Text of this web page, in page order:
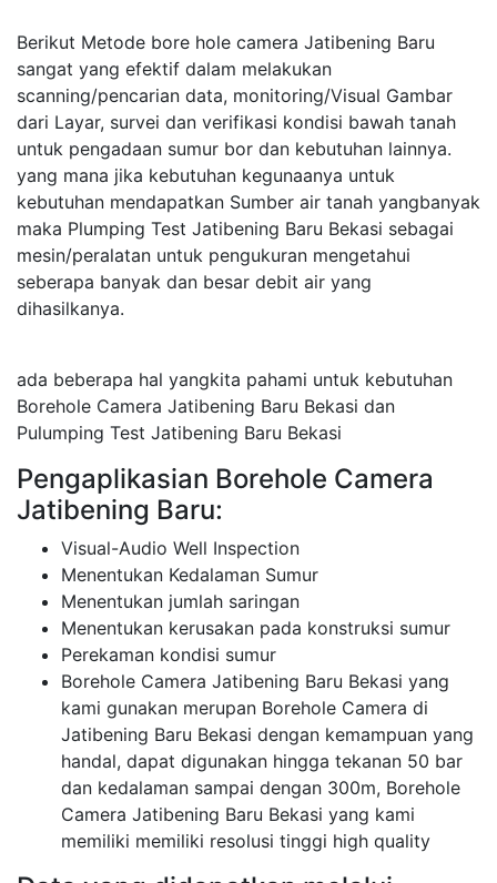
Berikut Metode bore hole camera Jatibening Baru
sangat yang efektif dalam melakukan
scanning/pencarian data, monitoring/Visual Gambar
dari Layar, survei dan verifikasi kondisi bawah tanah
untuk pengadaan sumur bor dan kebutuhan lainnya.
yang mana jika kebutuhan kegunaanya untuk
kebutuhan mendapatkan Sumber air tanah yangbanyak
maka Plumping Test Jatibening Baru Bekasi sebagai
mesin/peralatan untuk pengukuran mengetahui
seberapa banyak dan besar debit air yang
dihasilkanya.
ada beberapa hal yangkita pahami untuk kebutuhan
Borehole Camera Jatibening Baru Bekasi dan
Pulumping Test Jatibening Baru Bekasi
Pengaplikasian Borehole Camera
Jatibening Baru:
Visual-Audio Well Inspection
Menentukan Kedalaman Sumur
Menentukan jumlah saringan
Menentukan kerusakan pada konstruksi sumur
Perekaman kondisi sumur
Borehole Camera Jatibening Baru Bekasi yang
kami gunakan merupan Borehole Camera di
Jatibening Baru Bekasi dengan kemampuan yang
handal, dapat digunakan hingga tekanan 50 bar
dan kedalaman sampai dengan 300m, Borehole
Camera Jatibening Baru Bekasi yang kami
memiliki memiliki resolusi tinggi high quality